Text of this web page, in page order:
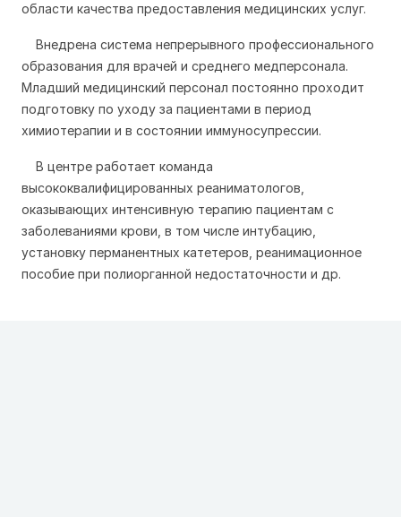
области качества предоставления медицинских услуг.
Внедрена система непрерывного профессионального
образования для врачей и среднего медперсонала.
Младший медицинский персонал постоянно проходит
подготовку по уходу за пациентами в период
химиотерапии и в состоянии иммуносупрессии.
В центре работает команда
высококвалифицированных реаниматологов,
оказывающих интенсивную терапию пациентам с
заболеваниями крови, в том числе интубацию,
установку перманентных катетеров, реанимационное
пособие при полиорганной недостаточности и др.